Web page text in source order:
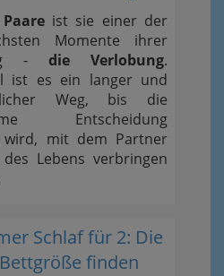
ist sie einer der
Momente ihrer
- die Verlobung.
ist es ein langer und
Weg, bis die
Entscheidung
wird, mit dem Partner
Lebens verbringen
Schlaf für 2: Die
finden